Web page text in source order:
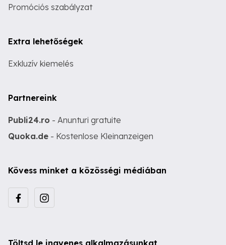
Promóciós szabályzat
Extra lehetőségek
Exkluzív kiemelés
Partnereink
Publi24.ro - Anunturi gratuite
Quoka.de - Kostenlose Kleinanzeigen
Kövess minket a közösségi médiában
Töltsd le ingyenes alkalmazásunkat